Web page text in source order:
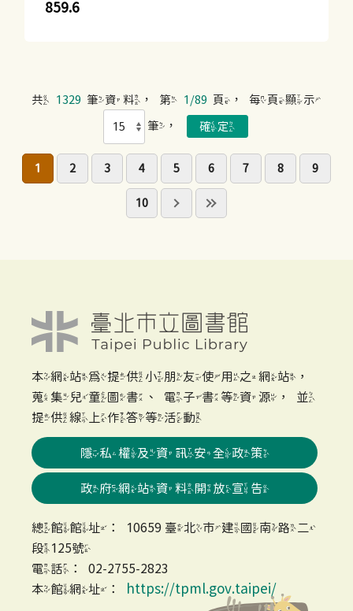
859.6
共 1329 筆資料，第 1/89 頁，每頁顯示
筆，
1 2 3 4 5 6 7 8 9
10
本網站為提供小朋友使用之網站，
蒐集兒童圖書、電子書等資源，並
提供線上作答等活動
隱私權及資訊安全政策
政府網站資料開放宣告
總館館址：10659 臺北市建國南路二
段125號
電話：02-2755-2823
本館網址：
https://tpml.gov.taipei/